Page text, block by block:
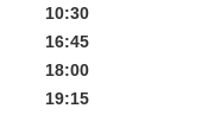
10:30
16:45
18:00
19:15